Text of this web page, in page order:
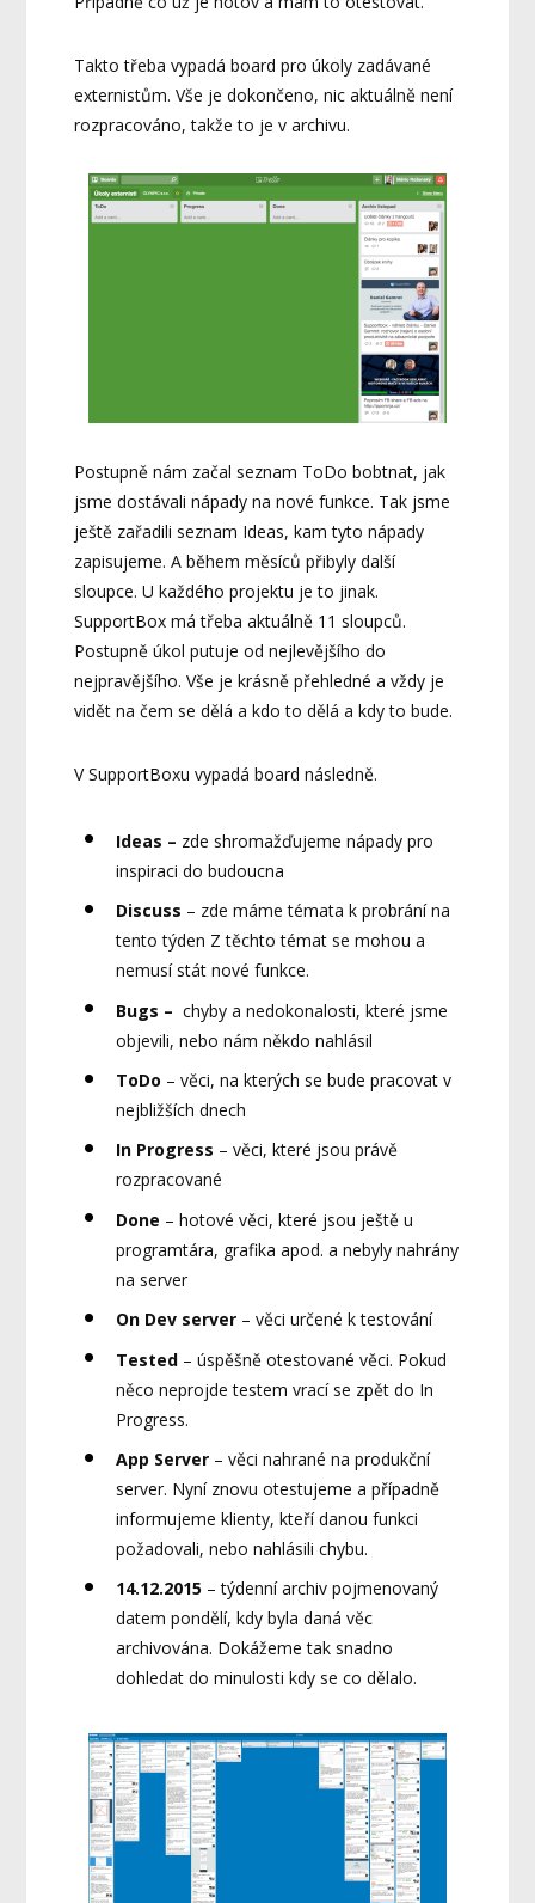
Takto třeba vypadá board pro úkoly zadávané
externistům. Vše je dokončeno, nic aktuálně není
rozpracováno, takže to je v archivu.
Postupně nám začal seznam ToDo bobtnat, jak
jsme dostávali nápady na nové funkce. Tak jsme
ještě zařadili seznam Ideas, kam tyto nápady
zapisujeme. A během měsíců přibyly další
sloupce. U každého projektu je to jinak.
SupportBox má třeba aktuálně 11 sloupců.
Postupně úkol putuje od nejlevějšího do
nejpravějšího. Vše je krásně přehledné a vždy je
vidět na čem se dělá a kdo to dělá a kdy to bude.
V SupportBoxu vypadá board následně.
Ideas – zde shromažďujeme nápady pro
inspiraci do budoucna
Discuss – zde máme témata k probrání na
tento týden Z těchto témat se mohou a
nemusí stát nové funkce.
Bugs – chyby a nedokonalosti, které jsme
objevili, nebo nám někdo nahlásil
ToDo – věci, na kterých se bude pracovat v
nejbližších dnech
In Progress – věci, které jsou právě
rozpracované
Done – hotové věci, které jsou ještě u
programtára, grafika apod. a nebyly nahrány
na server
On Dev server – věci určené k testování
Tested – úspěšně otestované věci. Pokud
něco neprojde testem vrací se zpět do In
Progress.
App Server – věci nahrané na produkční
server. Nyní znovu otestujeme a případně
informujeme klienty, kteří danou funkci
požadovali, nebo nahlásili chybu.
14.12.2015 – týdenní archiv pojmenovaný
datem pondělí, kdy byla daná věc
archivována. Dokážeme tak snadno
dohledat do minulosti kdy se co dělalo.